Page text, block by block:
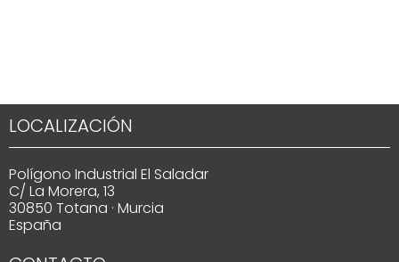
LOCALIZACIÓN
Polígono Industrial El Saladar
C/ La Morera, 13
30850 Totana · Murcia
España